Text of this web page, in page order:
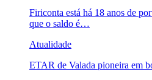
Firiconta está há 18 anos de
que o saldo é…
Atualidade
ETAR de Valada pioneira em